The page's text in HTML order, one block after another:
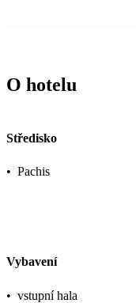
O hotelu
Středisko
• Pachis
Vybavení
• vstupní hala